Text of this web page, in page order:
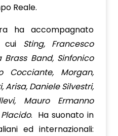
Reale.
ha accompagnato
cui Sting, Francesco
Band, Sinfonico
Cocciante, Morgan,
Arisa, Daniele Silvestri,
Mauro Ermanno
. Ha suonato in
ed internazionali: